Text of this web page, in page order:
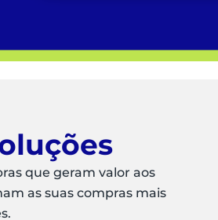
que geram valor aos
as suas compras mais